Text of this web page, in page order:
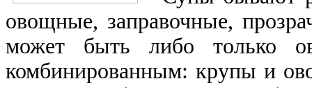
овощные, заправочные,
может быть либо только
комбинированным: крупы и